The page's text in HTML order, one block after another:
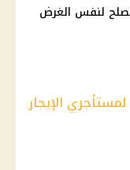
لنفس الغرض
الإيجار